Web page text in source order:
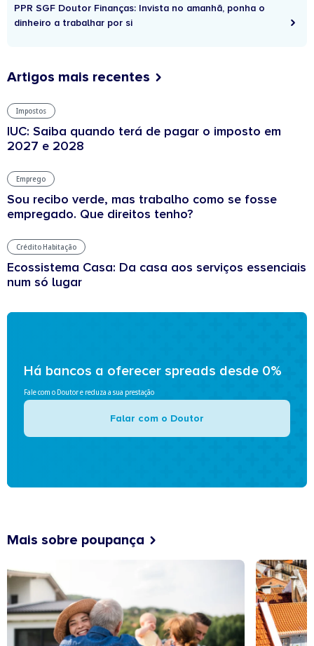
PPR SGF Doutor Finanças: Invista no amanhã, ponha o
dinheiro a trabalhar por si
Artigos mais recentes
Impostos
IUC: Saiba quando terá de pagar o imposto em
2027 e 2028
Emprego
Sou recibo verde, mas trabalho como se fosse
empregado. Que direitos tenho?
Crédito Habitação
Ecossistema Casa: Da casa aos serviços essenciais
num só lugar
Há bancos a oferecer spreads desde 0%
Fale com o Doutor e reduza a sua prestação
Falar com o Doutor
Mais sobre poupança